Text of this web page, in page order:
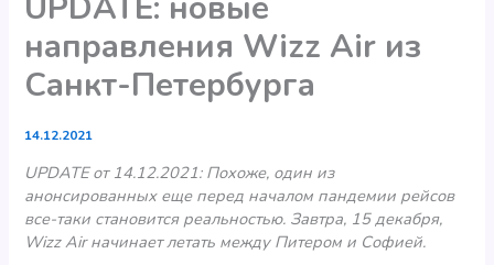
направления Wizz Air из
Санкт-Петербурга
14.12.2021
UPDATE от 14.12.2021: Похоже, один из
анонсированных еще перед началом пандемии рейсов
все-таки становится реальностью. Завтра, 15 декабря,
Wizz Air начинает летать между Питером и Софией.